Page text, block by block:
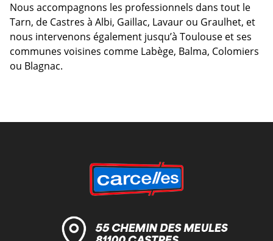
Nous accompagnons les professionnels dans tout le
Tarn, de Castres à Albi, Gaillac, Lavaur ou Graulhet, et
nous intervenons également jusqu’à Toulouse et ses
communes voisines comme Labège, Balma, Colomiers
ou Blagnac.